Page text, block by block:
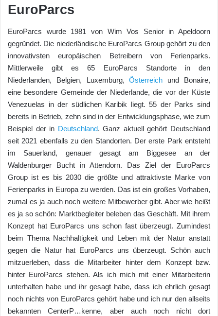
EuroParcs
EuroParcs wurde 1981 von Wim Vos Senior in Apeldoorn
gegründet. Die niederländische EuroParcs Group gehört zu den
innovativsten europäischen Betreibern von Ferienparks.
Mittlerweile gibt es 65 EuroParcs Standorte in den
Niederlanden, Belgien, Luxemburg,Österreich und Bonaire,
eine besondere Gemeinde der Niederlande, die vor der Küste
Venezuelas in der südlichen Karibik liegt. 55 der Parks sind
bereits in Betrieb, zehn sind in der Entwicklungsphase, wie zum
Beispiel der in Deutschland. Ganz aktuell gehört Deutschland
seit 2021 ebenfalls zu den Standorten. Der erste Park entsteht
im Sauerland, genauer gesagt am Biggesee an der
Waldenburger Bucht in Attendorn. Das Ziel der EuroParcs
Group ist es bis 2030 die größte und attraktivste Marke von
Ferienparks in Europa zu werden. Das ist ein großes Vorhaben,
zumal es ja auch noch weitere Mitbewerber gibt. Aber wie heißt
es ja so schön: Marktbegleiter beleben das Geschäft. Mit ihrem
Konzept hat EuroParcs uns schon fast überzeugt. Zumindest
beim Thema Nachhaltigkeit und Leben mit der Natur anstatt
gegen die Natur hat EuroParcs uns überzeugt. Schön auch
mitzuerleben, dass die Mitarbeiter hinter dem Konzept bzw.
hinter EuroParcs stehen. Als ich mich mit einer Mitarbeiterin
unterhalten habe und ihr gesagt habe, dass ich ehrlich gesagt
noch nichts von EuroParcs gehört habe und ich nur den allseits
bekannten CenterP…kenne, aber auch noch nicht dort